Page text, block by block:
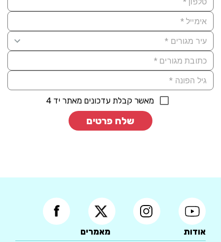
מאשר קבלת עדכונים מאתר יד 4
שלח פרטים
אודות מאמרים